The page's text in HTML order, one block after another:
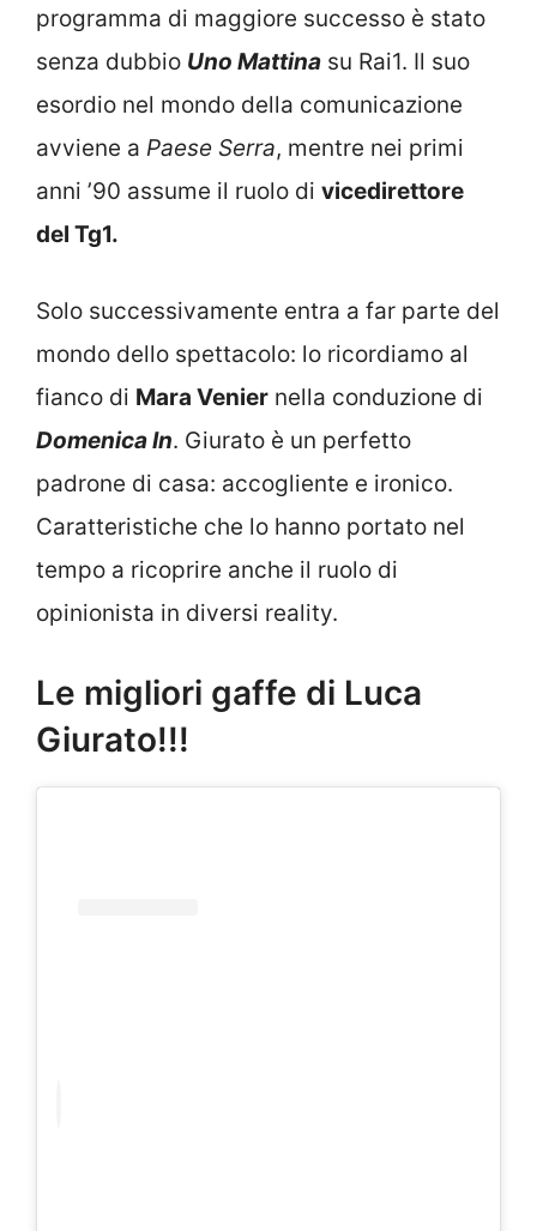
programma di maggiore successo è stato
senza dubbio Uno Mattina su Rai1. Il suo
esordio nel mondo della comunicazione
avviene a Paese Serra, mentre nei primi
anni ’90 assume il ruolo di vicedirettore
del Tg1.
Solo successivamente entra a far parte del
mondo dello spettacolo: lo ricordiamo al
fianco di Mara Venier nella conduzione di
Domenica In. Giurato è un perfetto
padrone di casa: accogliente e ironico.
Caratteristiche che lo hanno portato nel
tempo a ricoprire anche il ruolo di
opinionista in diversi reality.
Le migliori gaffe di Luca
Giurato!!!